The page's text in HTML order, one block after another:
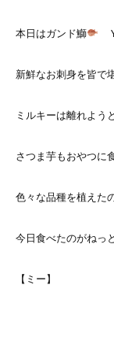
本日はガンド鰤
新鮮なお刺身を皆で
ミルキーは離れよう
さつま芋もおやつに
色々な品種を植えた
今日食べたのがねっ
【ミー】